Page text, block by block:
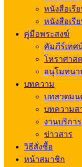
หนังสือเรี
หนังสือเรี
คู่มือพระสงฆ์
คัมภีร์เท
โหราศาส
อนุโมทนา
บทความ
บทสวดมน
บทความส
งานบริการ
ข่าวสาร
วิธีสั่งซื้อ
หน้าสมาชิก